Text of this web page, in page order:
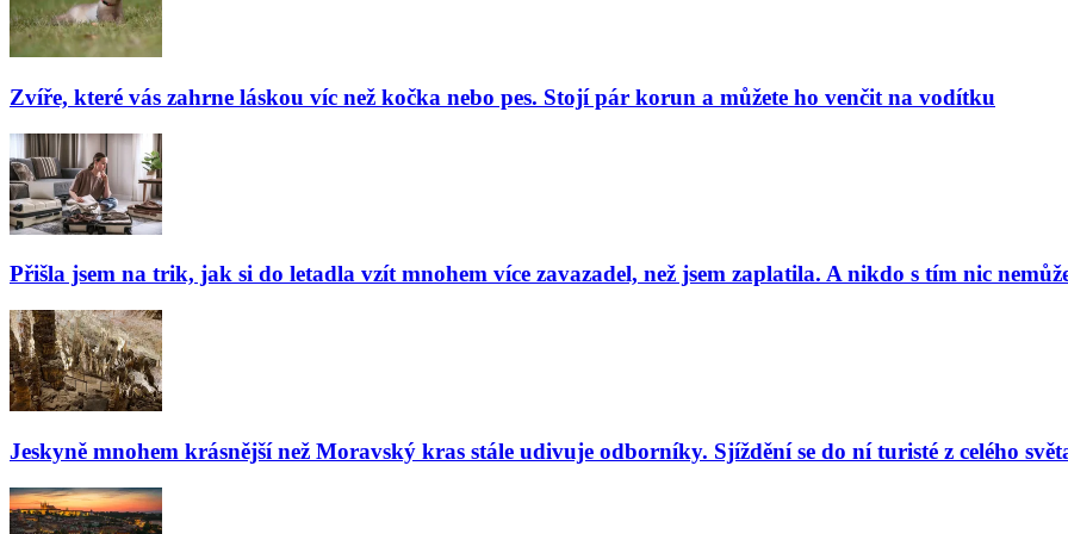
Zvíře, které vás zahrne láskou víc než kočka nebo pes. Stojí pár korun a můžete ho venčit na vodítku
Přišla jsem na trik, jak si do letadla vzít mnohem více zavazadel, než jsem zaplatila. A nikdo s tím nic
Jeskyně mnohem krásnější než Moravský kras stále udivuje odborníky. Sjíždění se do ní turisté z celého